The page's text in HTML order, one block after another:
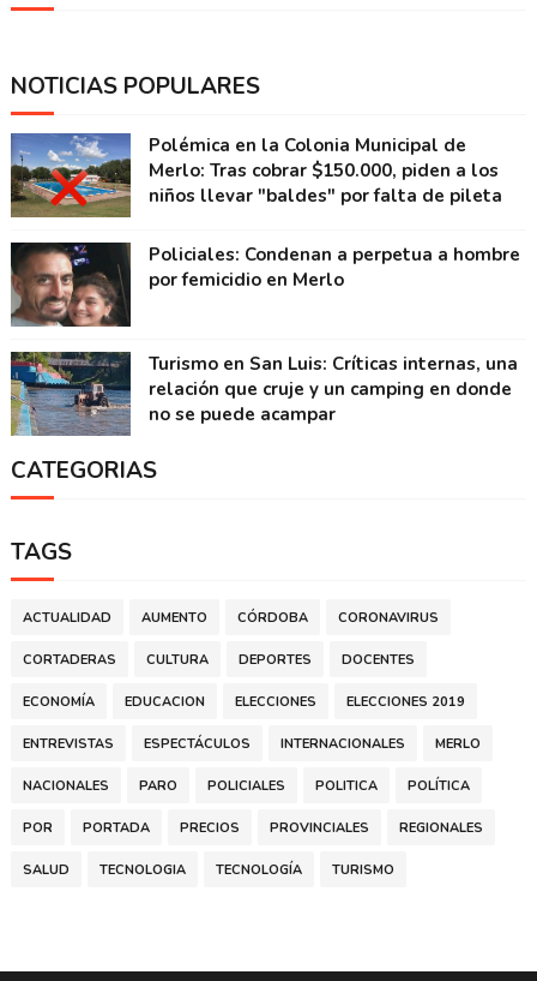
NOTICIAS POPULARES
Polémica en la Colonia Municipal de
Merlo: Tras cobrar $150.000, piden a los
niños llevar "baldes" por falta de pileta
Policiales: Condenan a perpetua a hombre
por femicidio en Merlo
Turismo en San Luis: Críticas internas, una
relación que cruje y un camping en donde
no se puede acampar
CATEGORIAS
TAGS
ACTUALIDAD AUMENTO CÓRDOBA CORONAVIRUS
CORTADERAS CULTURA DEPORTES DOCENTES
ECONOMÍA EDUCACION ELECCIONES ELECCIONES 2019
ENTREVISTAS ESPECTÁCULOS INTERNACIONALES MERLO
NACIONALES PARO POLICIALES POLITICA POLÍTICA
POR PORTADA PRECIOS PROVINCIALES REGIONALES
SALUD TECNOLOGIA TECNOLOGÍA TURISMO